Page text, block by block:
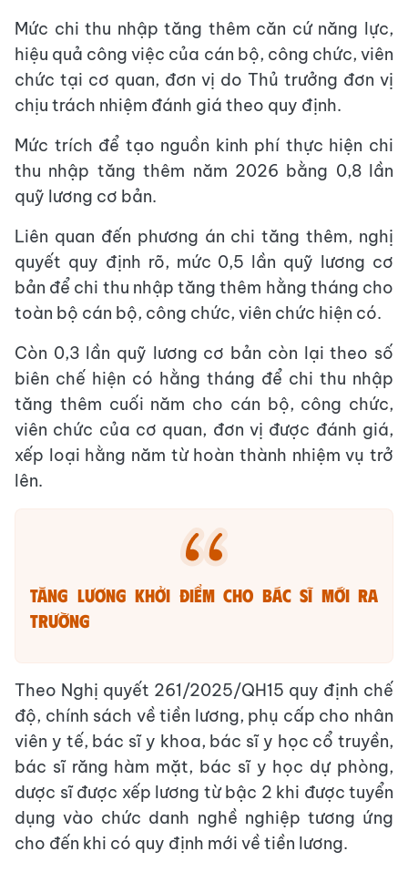
Mức chi thu nhập tăng thêm căn cứ năng lực,
hiệu quả công việc của cán bộ, công chức, viên
chức tại cơ quan, đơn vị do Thủ trưởng đơn vị
chịu trách nhiệm đánh giá theo quy định.
Mức trích để tạo nguồn kinh phí thực hiện chi
thu nhập tăng thêm năm 2026 bằng 0,8 lần
quỹ lương cơ bản.
Liên quan đến phương án chi tăng thêm, nghị
quyết quy định rõ, mức 0,5 lần quỹ lương cơ
bản để chi thu nhập tăng thêm hằng tháng cho
toàn bộ cán bộ, công chức, viên chức hiện có.
Còn 0,3 lần quỹ lương cơ bản còn lại theo số
biên chế hiện có hằng tháng để chi thu nhập
tăng thêm cuối năm cho cán bộ, công chức,
viên chức của cơ quan, đơn vị được đánh giá,
xếp loại hằng năm từ hoàn thành nhiệm vụ trở
lên.
TĂNG LƯƠNG KHỞI ĐIỂM CHO BÁC SĨ MỚI RA
TRƯỜNG
Theo Nghị quyết 261/2025/QH15 quy định chế
độ, chính sách về tiền lương, phụ cấp cho nhân
viên y tế, bác sĩ y khoa, bác sĩ y học cổ truyền,
bác sĩ răng hàm mặt, bác sĩ y học dự phòng,
dược sĩ được xếp lương từ bậc 2 khi được tuyển
dụng vào chức danh nghề nghiệp tương ứng
cho đến khi có quy định mới về tiền lương.